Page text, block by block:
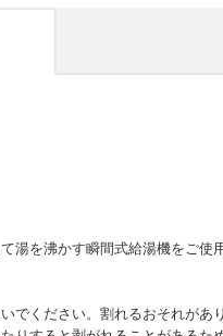
湯を沸かす瞬間式給湯機をご
でください。割れるおそれがあ